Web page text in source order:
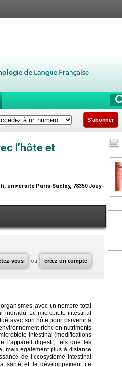
S'abonner
l’hôte et
université Paris-Saclay, 78350 Jouy-
vous ou créez un compte
avec un nombre total
individu. Le microbiote intestinal
avec son hôte pour parvenir à
riche en nutriments
intestinal (modifications
l’appareil digestif, tels que les
mais également plus à distance
de l’écosystème intestinal
santé et le développement de